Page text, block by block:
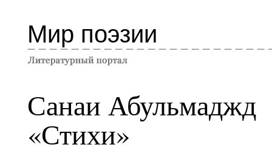
Мир поэзии
Санаи Абульмаджд
«Стихи»